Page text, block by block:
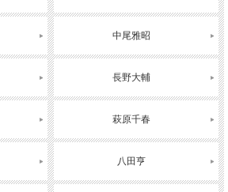
中尾雅昭
長野大輔
萩原千春
八田亨